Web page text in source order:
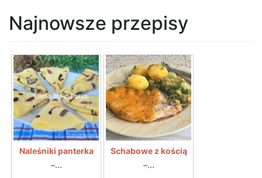
Najnowsze przepisy
Naleśniki panterka
–...
Schabowe z kością
–...